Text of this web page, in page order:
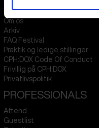
Presseinfo
Om os
Arkiv
FAQ Festival
Praktik og ledige stillinger
CPH:DOX Code Of Conduct
Frivillig på CPH:DOX
Privatlivspolitik
PROFESSIONALS
Attend
Guestlist